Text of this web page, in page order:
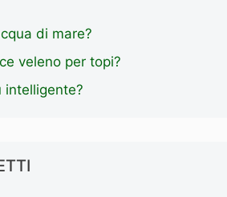
di mare?
veleno per topi?
intelligente?